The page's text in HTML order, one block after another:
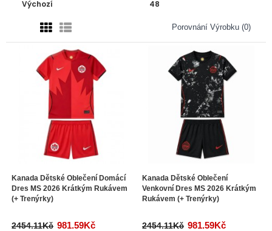
Porovnání Výrobku (0)
Kanada Dětské Oblečení Domácí
Dres MS 2026 Krátkým Rukávem
(+ Trenýrky)
2454.11Kč 981.59Kč
Kanada Dětské Oblečení
Venkovní Dres MS 2026 Krátkým
Rukávem (+ Trenýrky)
2454.11Kč 981.59Kč